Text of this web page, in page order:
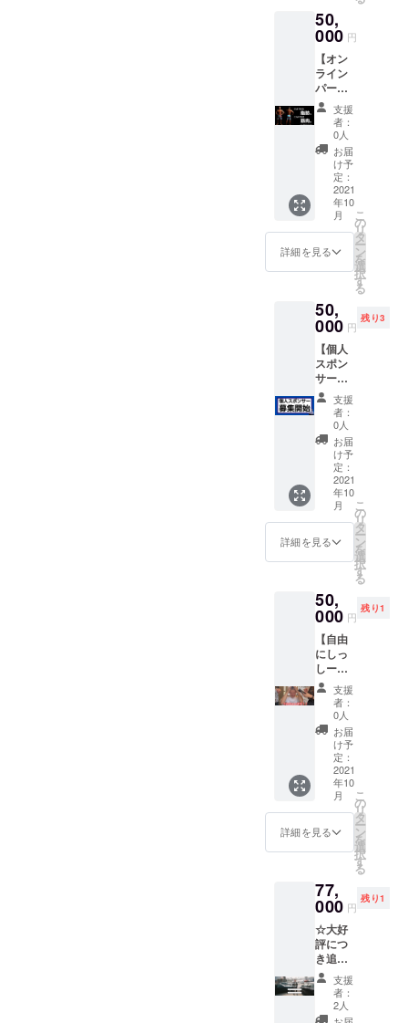
ジュー
ル等ご
注意く
ださ
い。
きる権
利で
す。
「せっ
かくイ
ンドに
行くの
なら、
インド
から何
かを得
るだけ
でな
く、イ
ンドに
何か贈
れない
う考え
からリ
を作り
まし
た。 プ
レゼン
トを渡
してい
る様子
YouTub
SNS(写
真や動
有しま
す。 プ
任を
持って
しっ
しーが
届けに
行きま
す。 ※
プレゼ
ントの
内容は
要相
談。 ※
ご希望
の贈り
主名を
にご記
入くだ
あれ
ば、あ
の有名
なター
ジマハ
ルやガ
ンジス
川 から
ビデオ
通話も
対応可
能で
す！
50,
000 円
【オン
ライン
パーソ
ナル・
食事指
導参加
権利】 -
高校3年
生でベ
ンチプ
レス
100kg
-21歳で
フィ
ジーク
大会入
月でマ
イナス
10kgボ
ディメ
イク -筋
トレ歴8
年目
【どこ
よりも
結果に
コミッ
トす
る】と
話題の
しっ
しーの
オンラ
受けら
れる権
利で
す。入
会金や
解約金
は一切
かかり
ませ
ん。
※3ヶ月
間の食
事指導
やト
レーニ
ング指
導で
ンディ
ング限
け付け
ており
ます。
※テキス
ト・
メッ
支援
者：
0人
お届
け予
定：
2021
年10
月
詳細を見る
こ
の
リ
タ
ー
ン
を
選
択
す
る
50,
000 円
残り3
【個人
スポン
サー
権】 ▼
個人ス
ポン
サー内
①100本
以上の
Youtub
e動画に
個人名
を掲載
②スポ
ンサーT
に個人
名を掲
載 ③
しっ
しーが
猫のよ
うにな
つきま
間は
2021年
10月1日
から
2022年
10月1日
までで
す。
支援
者：
0人
お届
け予
定：
2021
年10
月
詳細を見る
こ
の
リ
タ
ー
ン
を
選
択
す
る
50,
000 円
残り1
【自由
にしっ
しーを
坊主に
する権
利】 自
由に
しっ
しーを
坊主に
できる
権利で
す。 あ
なたの
好きな
ように
ンを入
れてく
ださ
い。
50,000
円の個
人スポ
ンサー
権も付
いてき
支援
者：
0人
お届
け予
定：
2021
年10
月
詳細を見る
こ
の
リ
タ
ー
ン
を
選
択
す
る
77,
000 円
残り1
☆大好
評につ
き追加
☆ 【半
年間ス
ポン
サー
支援
者：
2人